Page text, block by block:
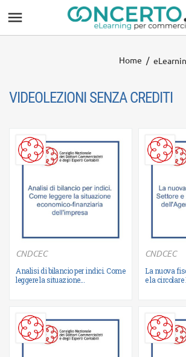

Home
VIDEOLEZIONI SENZA CREDITI
CNDCEC
Analisi di bilancio per indici. Come
leggere la situazione...
CNDCEC
La nuova
e la circolare